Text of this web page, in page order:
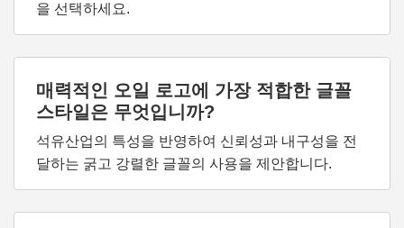
을 선택하세요.
매력적인 오일 로고에 가장 적합한 글꼴
스타일은 무엇입니까?
석유산업의 특성을 반영하여 신뢰성과 내구성을 전
달하는 굵고 강렬한 글꼴의 사용을 제안합니다.